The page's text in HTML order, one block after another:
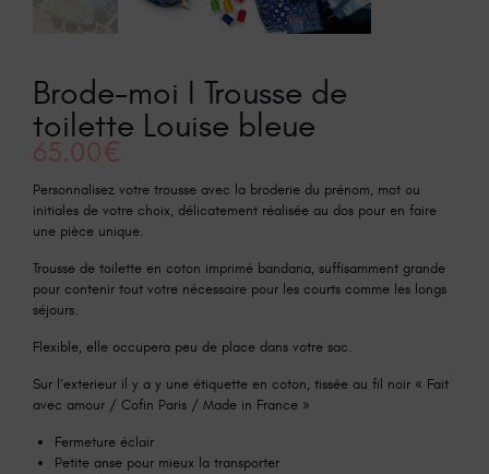
Brode-moi I Trousse de
toilette Louise bleue
65.00€
Personnalisez votre trousse avec la broderie du prénom, mot ou
initiales de votre choix, délicatement réalisée au dos pour en faire
une pièce unique.
Trousse de toilette en coton imprimé bandana, suffisamment grande
pour contenir tout votre nécessaire pour les courts comme les longs
séjours.
Flexible, elle occupera peu de place dans votre sac.
Sur l’exterieur il y a y une étiquette en coton, tissée au fil noir « Fait
avec amour / Cofin Paris / Made in France »
Fermeture éclair
Petite anse pour mieux la transporter